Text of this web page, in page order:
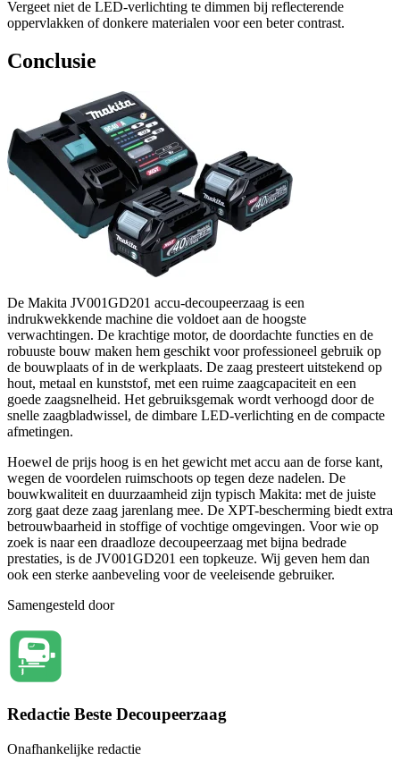
Vergeet niet de LED-verlichting te dimmen bij reflecterende
oppervlakken of donkere materialen voor een beter contrast.
Conclusie
De Makita JV001GD201 accu-decoupeerzaag is een
indrukwekkende machine die voldoet aan de hoogste
verwachtingen. De krachtige motor, de doordachte functies en de
robuuste bouw maken hem geschikt voor professioneel gebruik op
de bouwplaats of in de werkplaats. De zaag presteert uitstekend op
hout, metaal en kunststof, met een ruime zaagcapaciteit en een
goede zaagsnelheid. Het gebruiksgemak wordt verhoogd door de
snelle zaagbladwissel, de dimbare LED-verlichting en de compacte
afmetingen.
Hoewel de prijs hoog is en het gewicht met accu aan de forse kant,
wegen de voordelen ruimschoots op tegen deze nadelen. De
bouwkwaliteit en duurzaamheid zijn typisch Makita: met de juiste
zorg gaat deze zaag jarenlang mee. De XPT-bescherming biedt extra
betrouwbaarheid in stoffige of vochtige omgevingen. Voor wie op
zoek is naar een draadloze decoupeerzaag met bijna bedrade
prestaties, is de JV001GD201 een topkeuze. Wij geven hem dan
ook een sterke aanbeveling voor de veeleisende gebruiker.
Samengesteld door
Redactie Beste Decoupeerzaag
Onafhankelijke redactie